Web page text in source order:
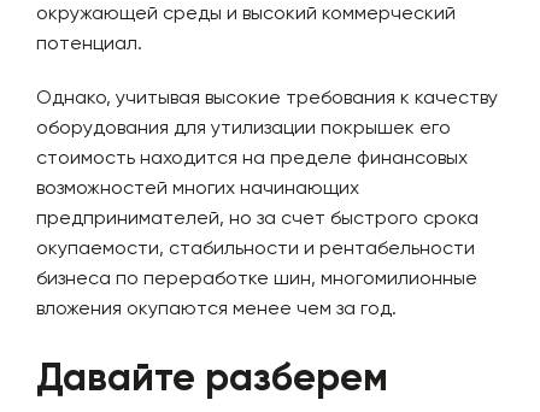
окружающей среды и высокий коммерческий
потенциал.
Однако, учитывая высокие требования к качеству
оборудования для утилизации покрышек его
стоимость находится на пределе финансовых
возможностей многих начинающих
предпринимателей, но за счет быстрого срока
окупаемости, стабильности и рентабельности
бизнеса по переработке шин, многомилионные
вложения окупаются менее чем за год.
Давайте разберем